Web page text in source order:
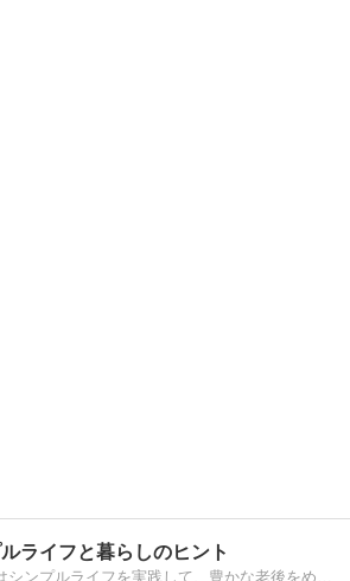
ライフと暮らしのヒント